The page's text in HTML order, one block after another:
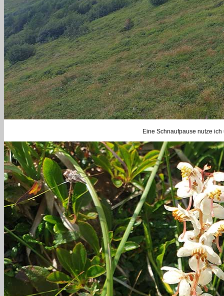
Eine Schnaufpause nutze